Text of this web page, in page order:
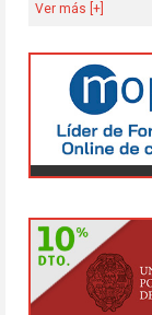
Ver más [+]